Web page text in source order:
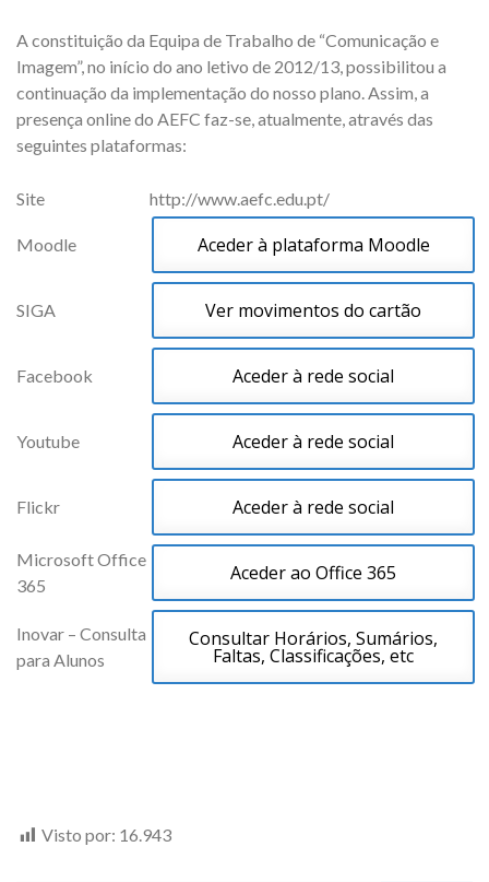
A constituição da Equipa de Trabalho de “Comunicação e
Imagem”, no início do ano letivo de 2012/13, possibilitou a
continuação da implementação do nosso plano. Assim, a
presença online do AEFC faz-se, atualmente, através das
seguintes plataformas:
Site http://www.aefc.edu.pt/
Moodle Aceder à plataforma Moodle
SIGA Ver movimentos do cartão
Facebook Aceder à rede social
Youtube Aceder à rede social
Flickr Aceder à rede social
Microsoft Office
365
Aceder ao Office 365
Inovar – Consulta
para Alunos
Consultar Horários, Sumários,
Faltas, Classificações, etc
Visto por: 16.943